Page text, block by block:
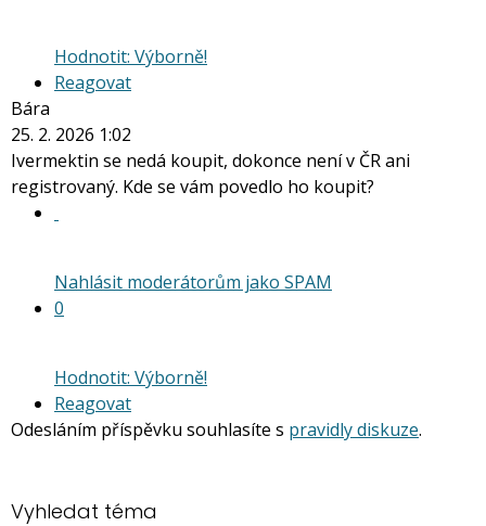
lze
použít
i
klávesy
pro
následující
pro
Hodnotit: Výborně!
Reagovat
Bára
25. 2. 2026 1:02
Ivermektin se nedá koupit, dokonce není v ČR ani
registrovaný. Kde se vám povedlo ho koupit?
Nahlásit moderátorům jako SPAM
0
Hodnotit: Výborně!
Reagovat
Odesláním příspěvku souhlasíte s pravidly diskuze.
Vyhledat téma